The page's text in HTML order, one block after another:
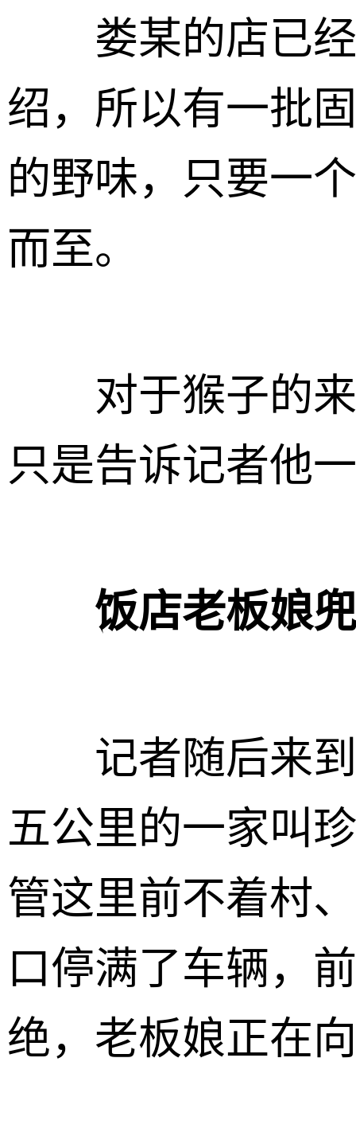
娄某的店已经
绍，所以有一批
的野味，只要一
而至。
对于猴子的来
只是告诉记者他
饭店老板娘
记者随后来到
五公里的一家叫
管这里前不着村
口停满了车辆，
绝，老板娘正在